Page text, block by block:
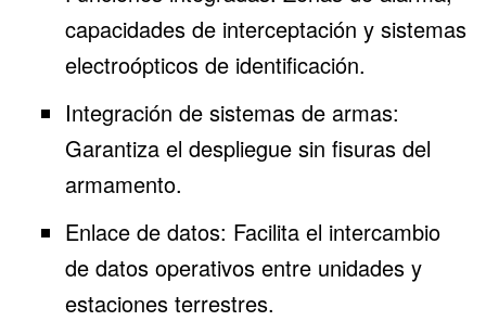
capacidades de interceptación y sistemas
electroópticos de identificación.
Integración de sistemas de armas:
Garantiza el despliegue sin fisuras del
armamento.
Enlace de datos: Facilita el intercambio
de datos operativos entre unidades y
estaciones terrestres.